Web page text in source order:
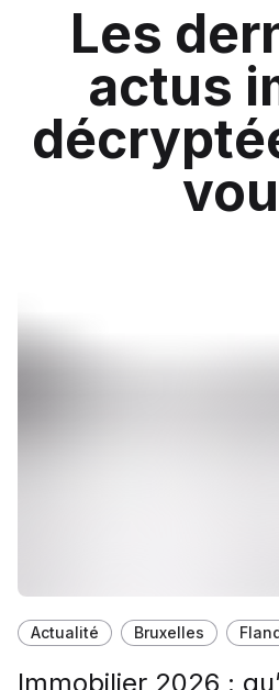
Les
actus
Actualité Bruxelles
Immobilier 2026 :